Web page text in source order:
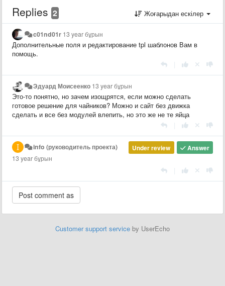
Replies 2 Жоғарыдан ескілер
c01nd01r 13 year бұрын
Дополнительные поля и редактирование tpl шаблонов Вам в
помощь.
Эдуард Моисеенко 13 year бұрын
Это-то понятно, но зачем изощрятся, если можно сделать
готовое решение для чайников? Можно и сайт без движка
сделать и все без модулей влепить, но это же не те яйца
Answer
Under review
info (руководитель проекта)
13 year бұрын
Customer support service by UserEcho